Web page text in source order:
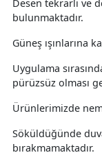
Desen tekrarlı ve
bulunmaktadır.
Güneş ışınlarına
Uygulama
pürüzsüz olması
Ürünlerimizde
Söküldüğünde
bırakmamaktadır.